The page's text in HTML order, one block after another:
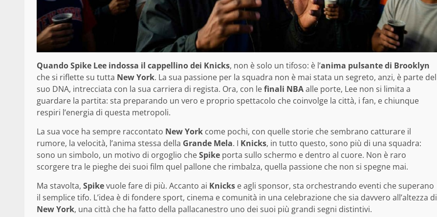
Quando Spike Lee indossa il cappellino dei Knicks, non è solo un tifoso: è l’anima pulsante di Brooklyn
che si riflette su tutta New York. La sua passione per la squadra non è mai stata un segreto, anzi, è parte del
suo DNA, intrecciata con la sua carriera di regista. Ora, con lefinali NBAalle porte, Lee non si limita a
guardare la partita: sta preparando un vero e proprio spettacolo che coinvolge la città, i fan, e chiunque
respiri l’energia di questa metropoli.
La sua voce ha sempre raccontato New York come pochi, con quelle storie che sembrano catturare il
rumore, la velocità, l’anima stessa della Grande Mela. I Knicks, in tutto questo, sono più di una squadra:
sono un simbolo, un motivo di orgoglio cheSpike porta sullo schermo e dentro al cuore. Non è raro
scorgere tra le pieghe dei suoi film quel pallone che rimbalza, quella passione che non si spegne mai.
Ma stavolta, Spikevuole fare di più. Accanto ai Knicks e agli sponsor, sta orchestrando eventi che superano
il semplice tifo. L’idea è di fondere sport, cinema e comunità in una celebrazione che sia davvero all’altezza di
New York, una città che ha fatto della pallacanestro uno dei suoi più grandi segni distintivi.